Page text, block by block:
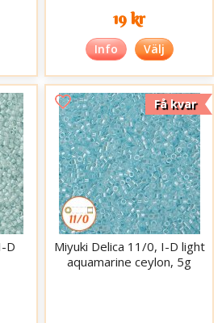
19 kr
Info Välj
D
Få kvar
Miyuki Delica 11/0, I-D light
aquamarine ceylon, 5g